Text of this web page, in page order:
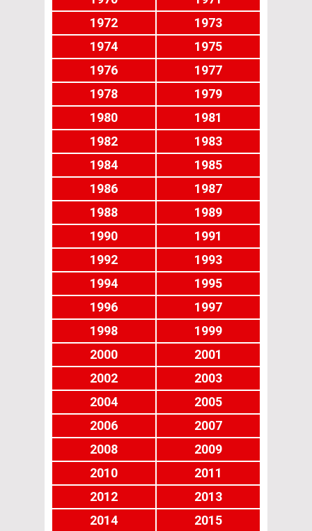
1972
1973
1974
1975
1976
1977
1978
1979
1980
1981
1982
1983
1984
1985
1986
1987
1988
1989
1990
1991
1992
1993
1994
1995
1996
1997
1998
1999
2000
2001
2002
2003
2004
2005
2006
2007
2008
2009
2010
2011
2012
2013
2014
2015